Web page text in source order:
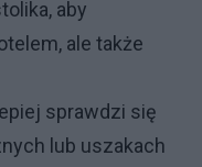
aby
ale także
sprawdzi się
lub uszakach